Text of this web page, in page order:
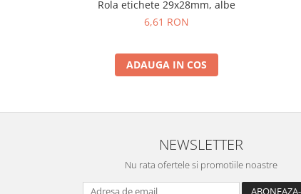
Rola etichete 29x28mm, albe
6,61 RON
ADAUGA IN COS
NEWSLETTER
Nu rata ofertele si promotiile noastre